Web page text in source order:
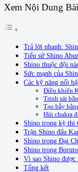
Xem Nội Dung
Trả lời nhanh:
Tiểu sử Shino
Shino thuộc đội
Sức mạnh của
Các kỹ năng nổi
Điều khiển
Trinh sát
Tạo bẫy
Hút chakra
Shino trong kỳ thi
Trận Shino đấu
Shino trong Đại
Shino trong
Vì sao Shino được
Tổng kết